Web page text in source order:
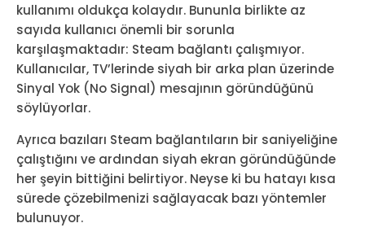
kullanımı oldukça kolaydır. Bununla birlikte az
sayıda kullanıcı önemli bir sorunla
karşılaşmaktadır: Steam bağlantı çalışmıyor.
Kullanıcılar, TV’lerinde siyah bir arka plan üzerinde
Sinyal Yok (No Signal) mesajının göründüğünü
söylüyorlar.
Ayrıca bazıları Steam bağlantıların bir saniyeliğine
çalıştığını ve ardından siyah ekran göründüğünde
her şeyin bittiğini belirtiyor. Neyse ki bu hatayı kısa
sürede çözebilmenizi sağlayacak bazı yöntemler
bulunuyor.